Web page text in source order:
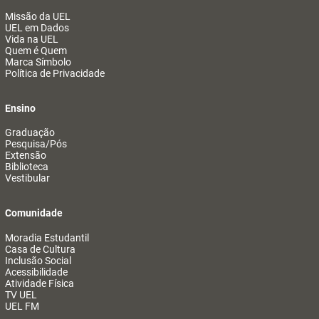
Missão da UEL
UEL em Dados
Vida na UEL
Quem é Quem
Marca Símbolo
Política de Privacidade
Ensino
Graduação
Pesquisa/Pós
Extensão
Biblioteca
Vestibular
Comunidade
Moradia Estudantil
Casa de Cultura
Inclusão Social
Acessibilidade
Atividade Física
TV UEL
UEL FM